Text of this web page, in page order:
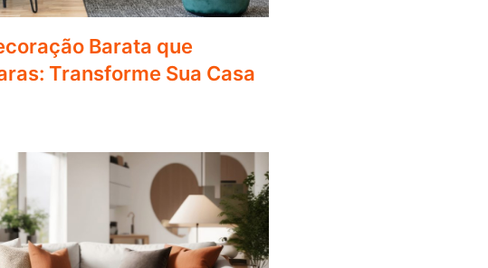
Barata que
Transforme Sua Casa